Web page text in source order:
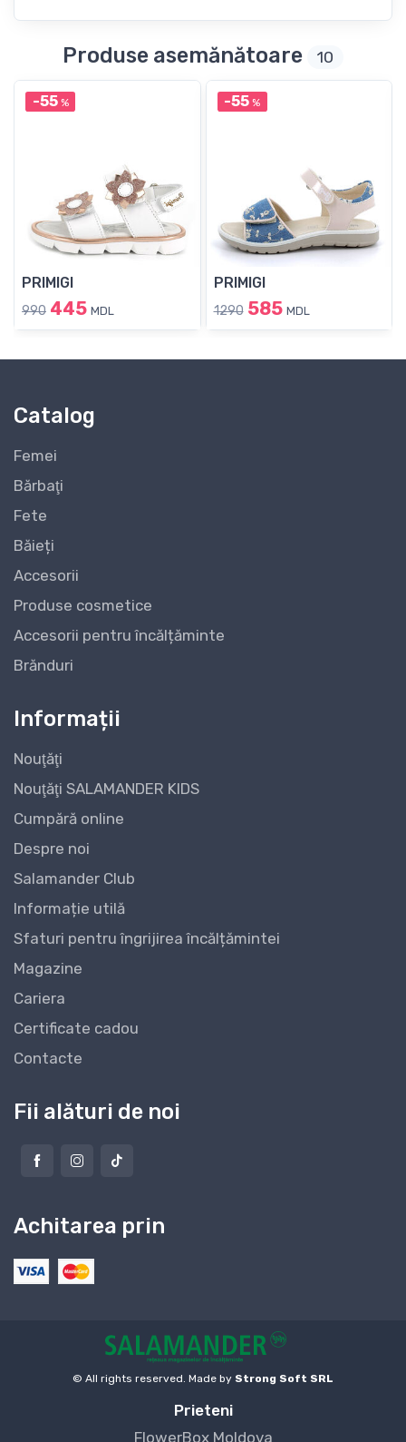
Produse asemănătoare 10
-55%
PRIMIGI
990 445 MDL
-55 %
PRIMIGI
1290 585 MDL
Catalog
Femei
Bărbaţi
Fete
Băieți
Accesorii
Produse cosmetice
Accesorii pentru încălțăminte
Brănduri
Informații
Nouţăţi
Nouţăţi SALAMANDER KIDS
Cumpără online
Despre noi
Salamander Club
Informație utilă
Sfaturi pentru îngrijirea încălțămintei
Magazine
Cariera
Certificate cadou
Contacte
Fii alături de noi
Achitarea prin
© All rights reserved. Made by Strong Soft SRL
Prieteni
FlowerBox Moldova